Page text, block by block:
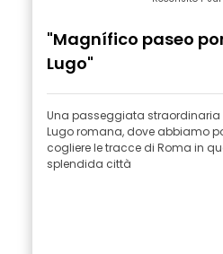
"Magnífico paseo
Lugo"
Una passeggiata straordinaria
Lugo romana, dove abbiamo
cogliere le tracce di Roma in
splendida città